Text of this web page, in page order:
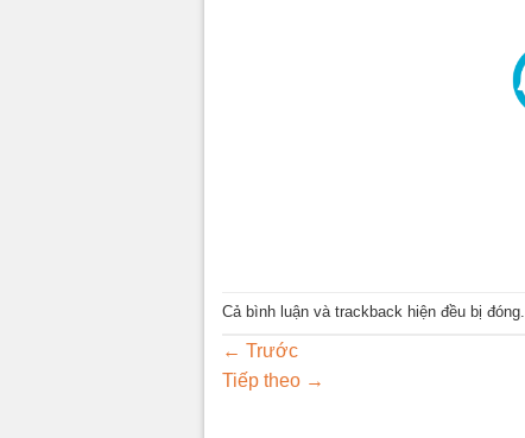
Cả bình luận và trackback hiện đều bị đóng.
← Trước
Tiếp theo →